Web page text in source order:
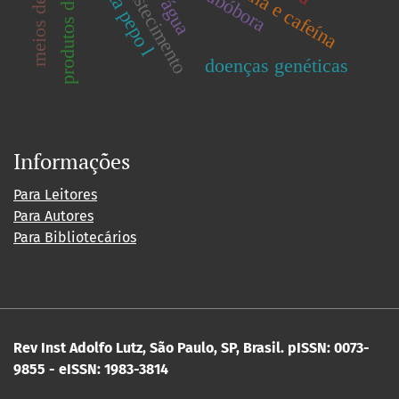
doenças genéticas
abóbora
Informações
Para Leitores
Para Autores
Para Bibliotecários
Rev Inst Adolfo Lutz, São Paulo, SP, Brasil. pISSN: 0073-
9855 - eISSN: 1983-3814